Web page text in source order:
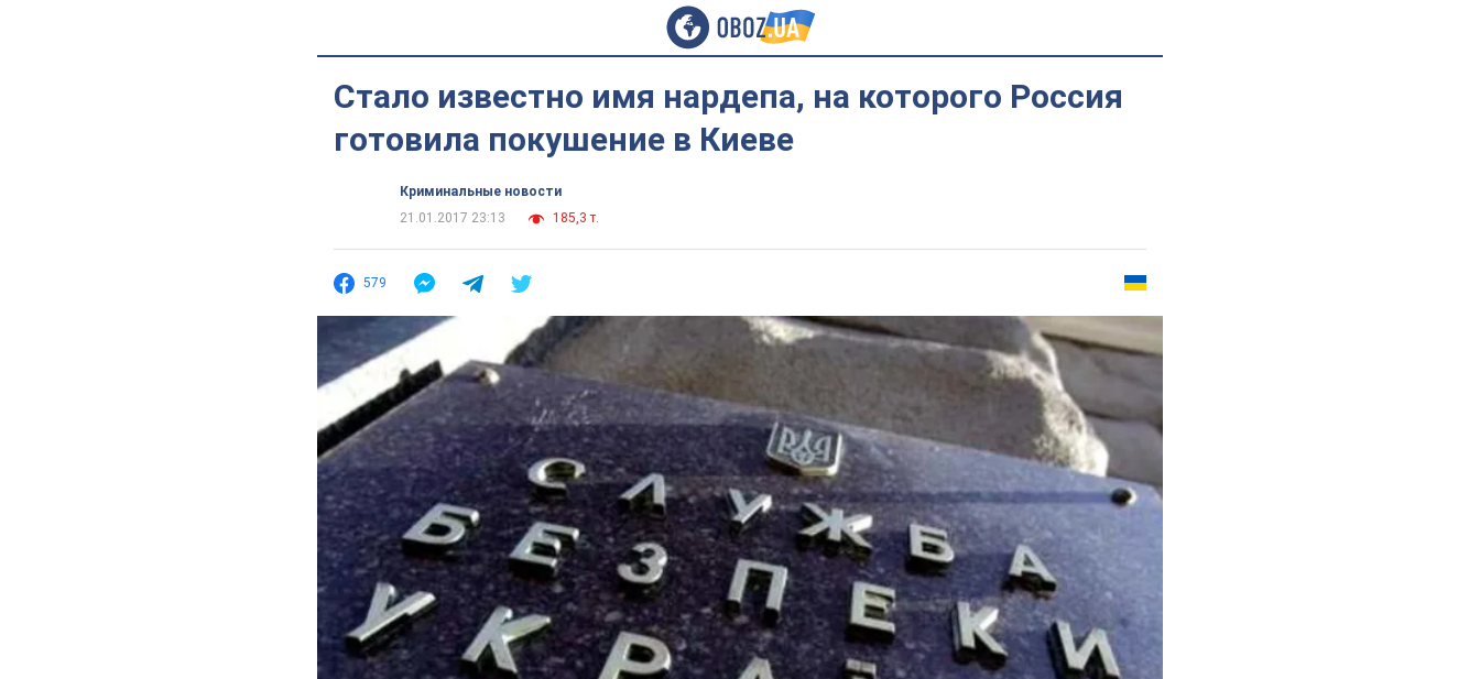
Стало известно имя нардепа, на которого Россия
готовила покушение в Киеве
Криминальные новости
21.01.2017 23:13
185,3 т.
579